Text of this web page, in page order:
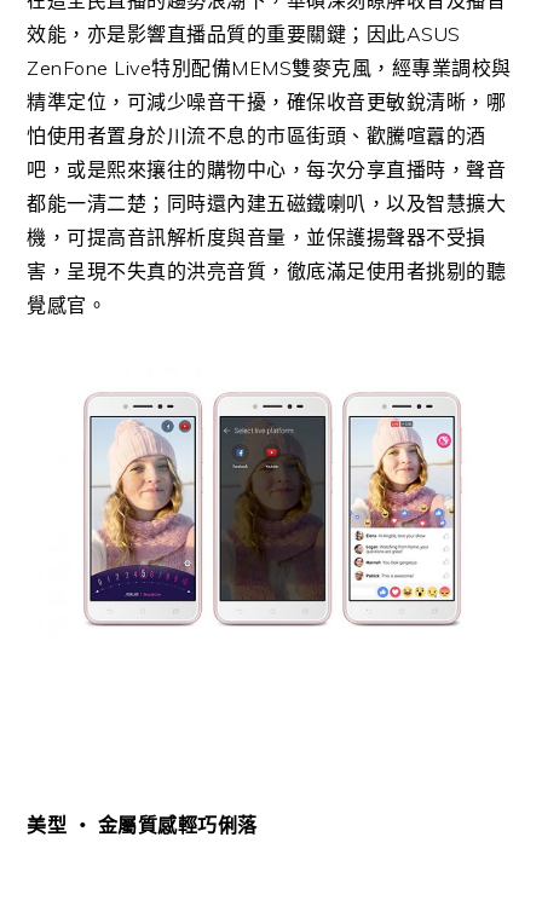
效能，亦是影響直播品質的重要關鍵；因此ASUS
ZenFone Live特別配備MEMS雙麥克風，經專業調校與
精準定位，可減少噪音干擾，確保收音更敏銳清晰，哪
怕使用者置身於川流不息的市區街頭、歡騰喧囂的酒
吧，或是熙來攘往的購物中心，每次分享直播時，聲音
都能一清二楚；同時還內建五磁鐵喇叭，以及智慧擴大
機，可提高音訊解析度與音量，並保護揚聲器不受損
害，呈現不失真的洪亮音質，徹底滿足使用者挑剔的聽
覺感官。
美型 ‧ 金屬質感輕巧俐落